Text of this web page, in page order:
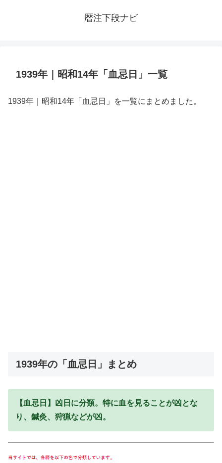
暦注下段ナビ
1939年｜昭和14年「血忌日」一覧
1939年｜昭和14年「血忌日」を一覧にまとめました。
1939年の「血忌日」まとめ
【血忌日】凶日に分類。特に血を見ることが凶とな
り、鍼灸、狩猟などが凶。